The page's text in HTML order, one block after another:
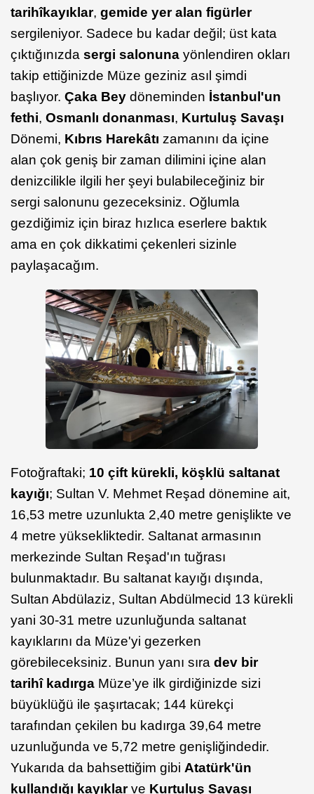
tarihîkayıklar, gemide yer alan figürler
sergileniyor. Sadece bu kadar değil; üst kata
çıktığınızda sergi salonuna yönlendiren okları
takip ettiğinizde Müze geziniz asıl şimdi
başlıyor. Çaka Bey döneminden İstanbul'un
fethi, Osmanlı donanması, Kurtuluş Savaşı
Dönemi, Kıbrıs Harekâtı zamanını da içine
alan çok geniş bir zaman dilimini içine alan
denizcilikle ilgili her şeyi bulabileceğiniz bir
sergi salonunu gezeceksiniz. Oğlumla
gezdiğimiz için biraz hızlıca eserlere baktık
ama en çok dikkatimi çekenleri sizinle
paylaşacağım.
Fotoğraftaki; 10 çift kürekli, köşklü saltanat
kayığı; Sultan V. Mehmet Reşad dönemine ait,
16,53 metre uzunlukta 2,40 metre genişlikte ve
4 metre yüksekliktedir. Saltanat armasının
merkezinde Sultan Reşad'ın tuğrası
bulunmaktadır. Bu saltanat kayığı dışında,
Sultan Abdülaziz, Sultan Abdülmecid 13 kürekli
yani 30-31 metre uzunluğunda saltanat
kayıklarını da Müze'yi gezerken
görebileceksiniz. Bunun yanı sıra dev bir
tarihî kadırga Müze’ye ilk girdiğinizde sizi
büyüklüğü ile şaşırtacak; 144 kürekçi
tarafından çekilen bu kadırga 39,64 metre
uzunluğunda ve 5,72 metre genişliğindedir.
Yukarıda da bahsettiğim gibi Atatürk'ün
kullandığı kayıklarve Kurtuluş Savaşı